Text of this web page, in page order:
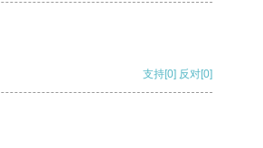
支持[0] 反对[0]